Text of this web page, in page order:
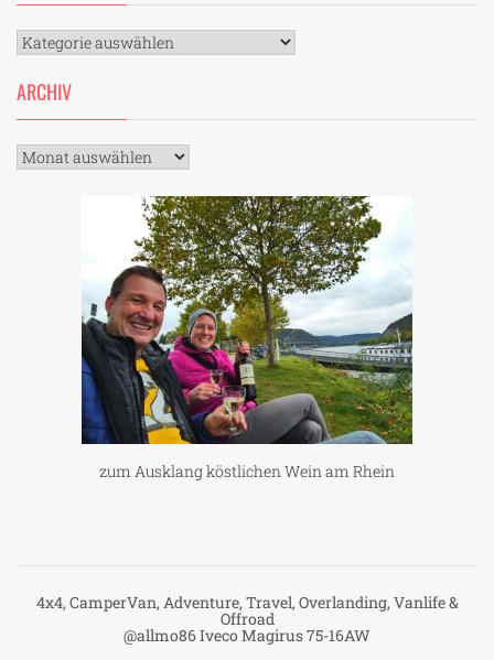
Kategorien
ARCHIV
Archiv
zum Ausklang köstlichen Wein am Rhein
4x4, CamperVan, Adventure, Travel, Overlanding, Vanlife &
Offroad
@allmo86 Iveco Magirus 75-16AW